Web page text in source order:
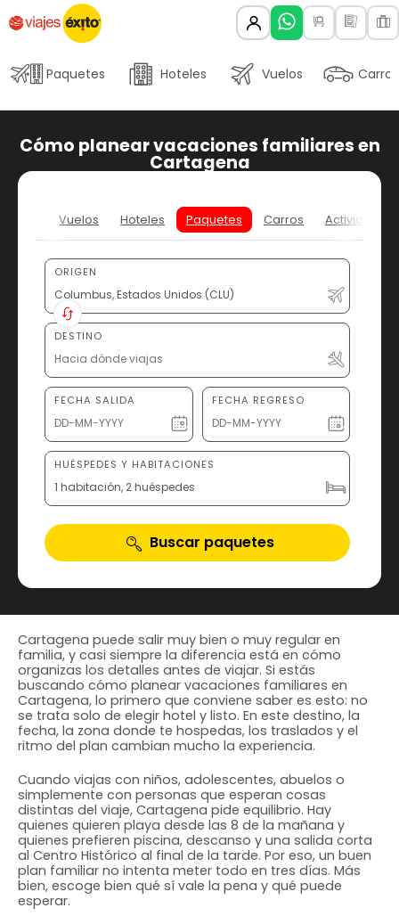
Paquetes Hoteles Vuelos Carros
Cómo planear vacaciones familiares en
Cartagena
Vuelos Hoteles Paquetes Carros Actividades
ORIGEN
DESTINO
FECHA SALIDA FECHA REGRESO
HUÉSPEDES Y HABITACIONES
1 habitación, 2 huéspedes
Buscar paquetes
Cartagena puede salir muy bien o muy regular en
familia, y casi siempre la diferencia está en cómo
organizas los detalles antes de viajar. Si estás
buscando cómo planear vacaciones familiares en
Cartagena, lo primero que conviene saber es esto: no
se trata solo de elegir hotel y listo. En este destino, la
fecha, la zona donde te hospedas, los traslados y el
ritmo del plan cambian mucho la experiencia.
Cuando viajas con niños, adolescentes, abuelos o
simplemente con personas que esperan cosas
distintas del viaje, Cartagena pide equilibrio. Hay
quienes quieren playa desde las 8 de la mañana y
quienes prefieren piscina, descanso y una salida corta
al Centro Histórico al final de la tarde. Por eso, un buen
plan familiar no intenta meter todo en tres días. Más
bien, escoge bien qué sí vale la pena y qué puede
esperar.